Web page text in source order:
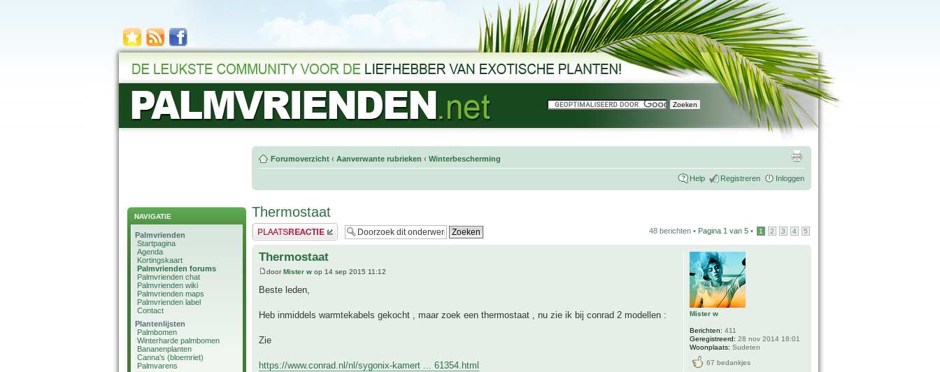
NAVIGATIE
Palmvrienden
Startpagina
Agenda
Kortingskaart
Palmvrienden forums
Palmvrienden chat
Palmvrienden wiki
Palmvrienden maps
Palmvrienden label
Contact
Plantenlijsten
Palmbomen
Winterharde palmbomen
Bananenplanten
Canna's (bloemriet)
Palmvarens
Forumoverzicht ‹ Aanverwante rubrieken ‹ Winterbescherming
Help Registreren Inloggen
Thermostaat
Plaats een reactie 48 berichten • Pagina 1 van 5 • 1 2 3 4 5
Thermostaat
doorMister w op 14 sep 2015 11:12
Beste leden,
Heb inmiddels warmtekabels gekocht , maar zoek een thermostaat , nu zie ik bij conrad 2 modellen :
Zie
https://www.conrad.nl/nl/sygonix-kamert ... 61354.html
Mister w
Berichten: 411
Geregistreerd: 28 nov 2014 18:01
Woonplaats: Sudeten
67 bedankjes